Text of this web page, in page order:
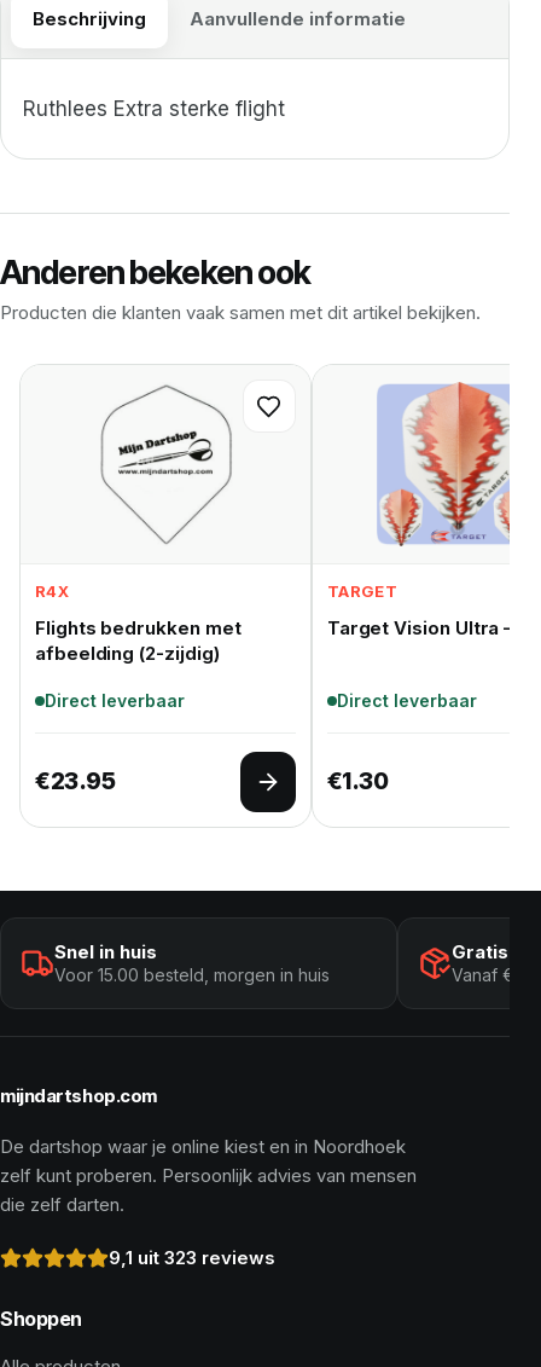
Beschrijving Aanvullende informatie
Ruthlees Extra sterke flight
Anderen bekeken ook
Producten die klanten vaak samen met dit artikel bekijken.
R4X
Flights bedrukken met
afbeelding (2-zijdig)
Direct leverbaar
€23.95
Opties selecteren
TARGET
Target Vision Ultra –
Direct leverbaar
€1.30
Snel in huis
Voor 15.00 besteld, morgen in huis
Gratis
Vanaf €
mijndartshop.com
De dartshop waar je online kiest en in Noordhoek
zelf kunt proberen. Persoonlijk advies van mensen
die zelf darten.
9,1 uit 323 reviews
Shoppen